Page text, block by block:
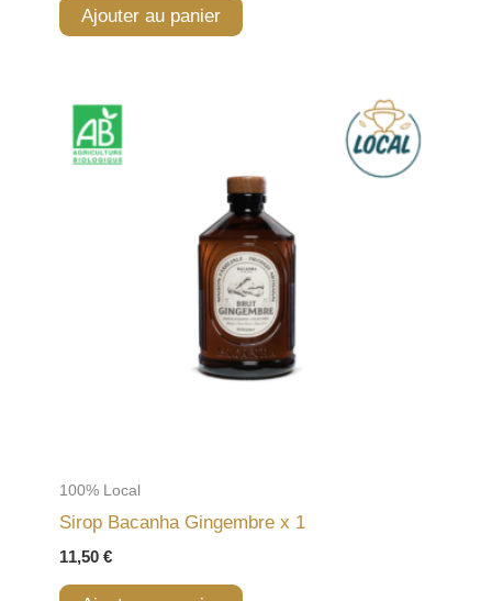
Ajouter au panier
100% Local
Sirop Bacanha Gingembre x 1
11,50 €